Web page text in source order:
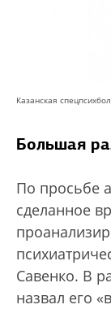
Казанская
Большая
По просьбе
сделанное
Савенко. В
назвал его